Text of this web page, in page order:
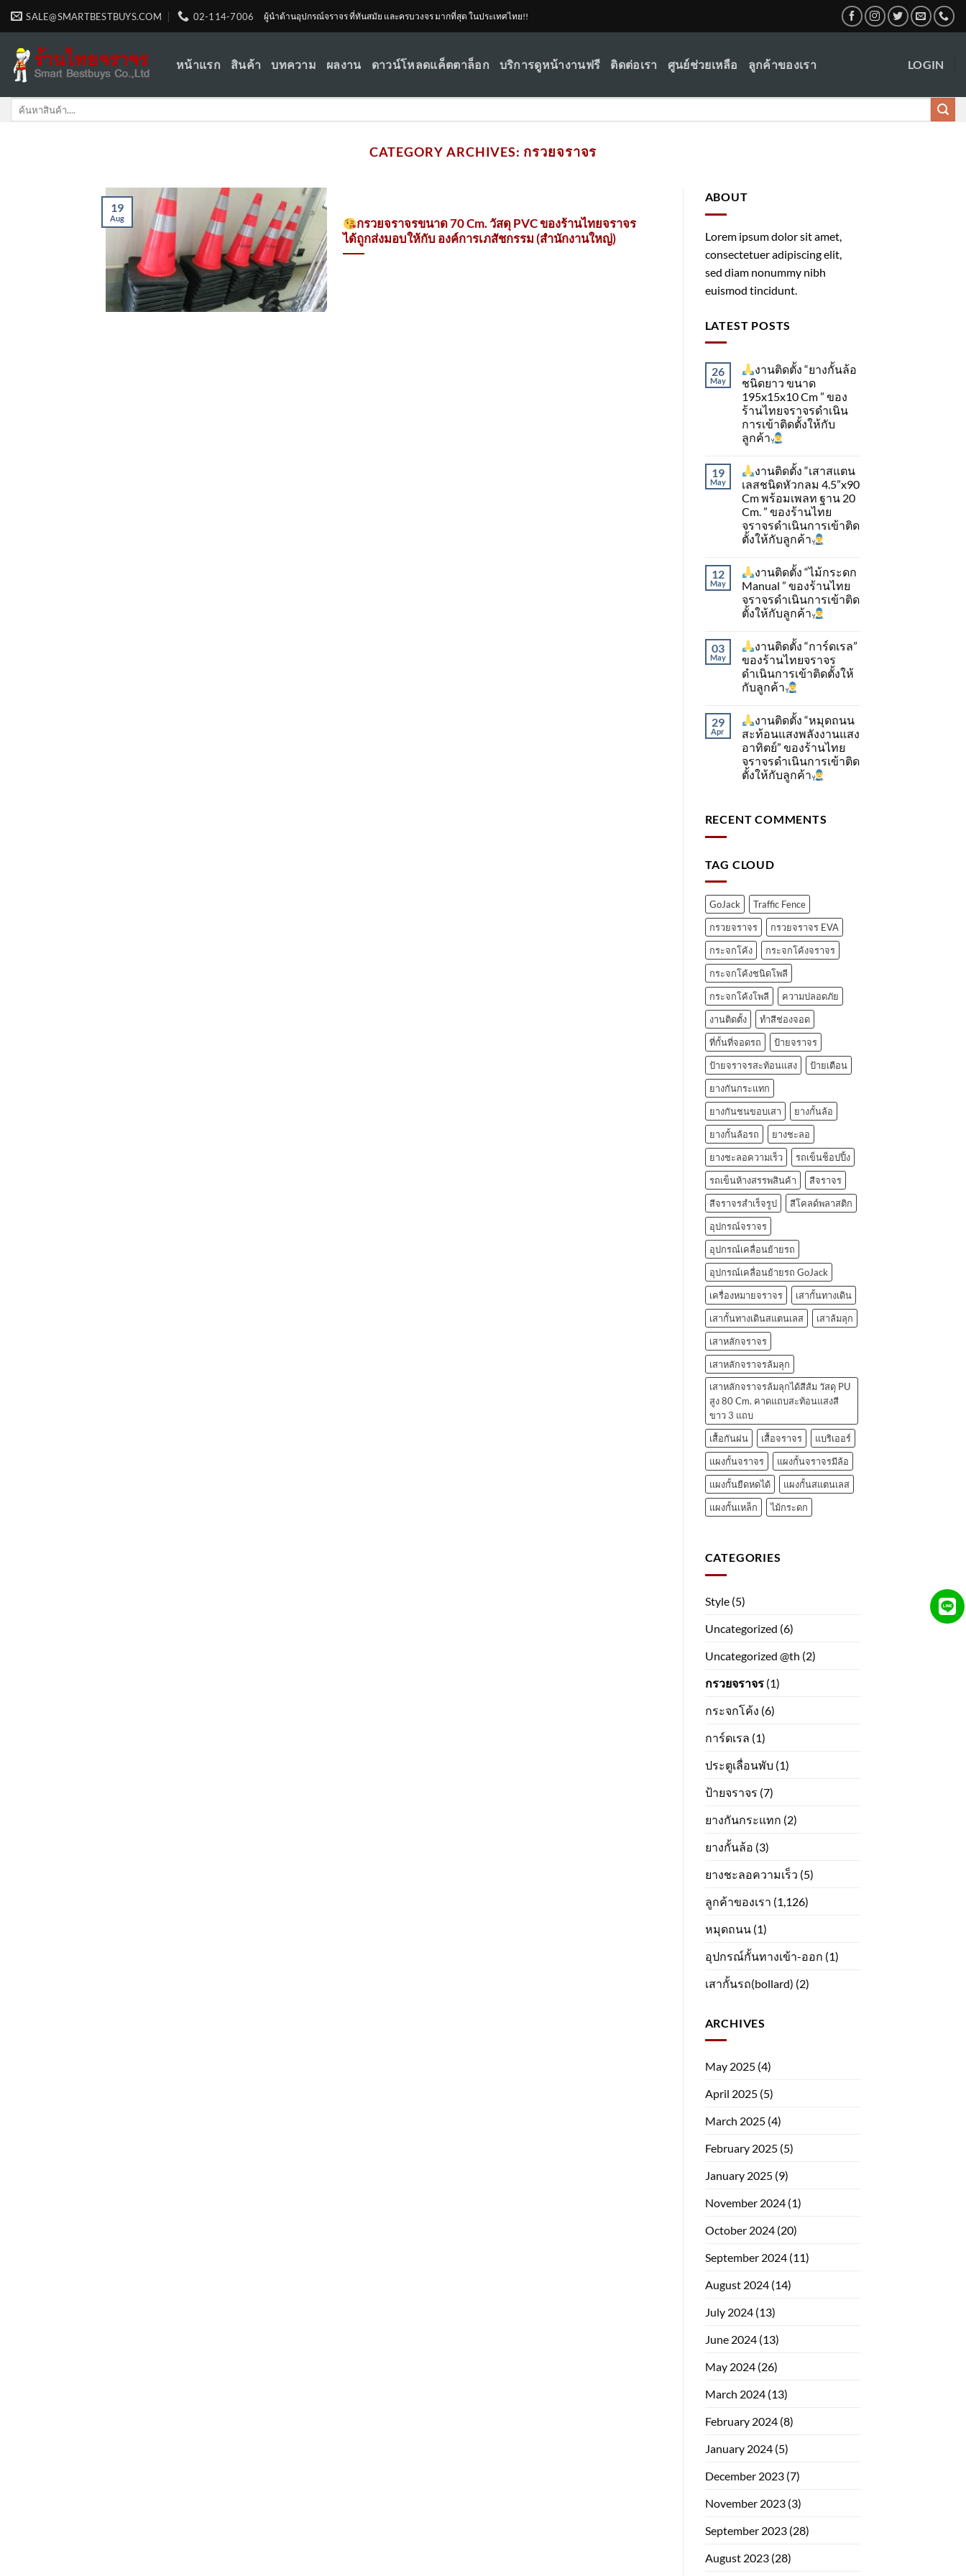
Skip
SALE@SMARTBESTBUYS.COM 02-114-7006 ผู้นำด้านอุปกรณ์จราจร ที่ทันสมัย และครบวงจร มากที่สุด ในประเทศไทย!!
หน้าแรก สินค้า บทความ ผลงาน ดาวน์โหลดแค็ตตาล็อก บริการดูหน้างานฟรี ติดต่อเรา ศูนย์ช่วยเหลือ ลูกค้าของเรา LOGIN
Search
CATEGORY ARCHIVES: กรวยจราจร
กรวยจราจรขนาด 70 Cm. วัสดุ PVC ของร้านไทยจราจร
ได้ถูกส่งมอบให้กับ องค์การเภสัชกรรม (สำนักงานใหญ่)
19
Aug
ABOUT
Lorem ipsum dolor sit amet,
consectetuer adipiscing elit,
sed diam nonummy nibh
euismod tincidunt.
LATEST POSTS
26
May
งานติดตั้ง “ยางกั้นล้อ
ชนิดยาว ขนาด
195x15x10 Cm ” ของ
ร้านไทยจราจรดำเนิน
การเข้าติดตั้ง​ให้กับ
ลูกค้า
19
May
งานติดตั้ง “เสาสแตน
เลสชนิดหัวกลม 4.5”x90
Cm พร้อมเพลท ฐาน 20
Cm. ” ของร้านไทย
จราจรดำเนินการเข้าติด
ตั้ง​ให้กับลูกค้า
12
May
งานติดตั้ง “ไม้กระดก
Manual ” ของร้านไทย
จราจรดำเนินการเข้าติด
ตั้ง​ให้กับลูกค้า
03
May
งานติดตั้ง “การ์ดเรล”
ของร้านไทยจราจร
ดำเนินการเข้าติดตั้ง​ให้
กับลูกค้า
29
Apr
งานติดตั้ง “หมุดถนน
สะท้อนแสงพลังงานแสง
อาทิตย์” ของร้านไทย
จราจรดำเนินการเข้าติด
ตั้ง​ให้กับลูกค้า
RECENT COMMENTS
TAG CLOUD
GoJack
Traffic Fence
กรวยจราจร
กรวยจราจร EVA
กระจกโค้ง
กระจกโค้งจราจร
กระจกโค้งชนิดโพลี
กระจกโค้งโพลี
ความปลอดภัย
งานติดตั้ง
ทำสีช่องจอด
ที่กั้นที่จอดรถ
ป้ายจราจร
ป้ายจราจรสะท้อนแสง
ป้ายเตือน
ยางกันกระแทก
ยางกันชนขอบเสา
ยางกั้นล้อ
ยางกั้นล้อรถ
ยางชะลอ
ยางชะลอความเร็ว
รถเข็นช็อปปิ้ง
รถเข็นห้างสรรพสินค้า
สีจราจร
สีจราจรสำเร็จรูป
สีโคลด์พลาสติก
อุปกรณ์จราจร
อุปกรณ์เคลื่อนย้ายรถ
อุปกรณ์เคลื่อนย้ายรถ GoJack
เครื่องหมายจราจร
เสากั้นทางเดิน
เสากั้นทางเดินสแตนเลส
เสาล้มลุก
เสาหลักจราจร
เสาหลักจราจรล้มลุก
เสาหลักจราจรล้มลุกได้สีส้ม วัสดุ PU
สูง 80 Cm. คาดแถบสะท้อนแสงสี
ขาว 3 แถบ
เสื้อกันฝน
เสื้อจราจร
แบริเออร์
แผงกั้นจราจร
แผงกั้นจราจรมีล้อ
แผงกั้นยืดหดได้
แผงกั้นสแตนเลส
แผงกั้นเหล็ก
ไม้กระดก
CATEGORIES
Style(5)
Uncategorized (6)
Uncategorized @th (2)
กรวยจราจร(1)
กระจกโค้ง (6)
การ์ดเรล (1)
ประตูเลื่อนพับ (1)
ป้ายจราจร (7)
ยางกันกระแทก (2)
ยางกั้นล้อ (3)
ยางชะลอความเร็ว (5)
ลูกค้าของเรา (1,126)
หมุดถนน(1)
อุปกรณ์กั้นทางเข้า-ออก (1)
เสากั้นรถ(bollard) (2)
ARCHIVES
May 2025(4)
April 2025(5)
March 2025(4)
February 2025(5)
January 2025(9)
November 2024(1)
October 2024(20)
September 2024(11)
August 2024(14)
July 2024(13)
June 2024(13)
May 2024(26)
March 2024(13)
February 2024(8)
January 2024(5)
December 2023(7)
November 2023(3)
September 2023(28)
August 2023(28)